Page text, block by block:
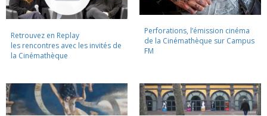
Retrouvez en Replay
les rencontres avec les invités de
la Cinémathèque
Perforations, l’émission cinéma
de la Cinémathèque sur Campus
FM